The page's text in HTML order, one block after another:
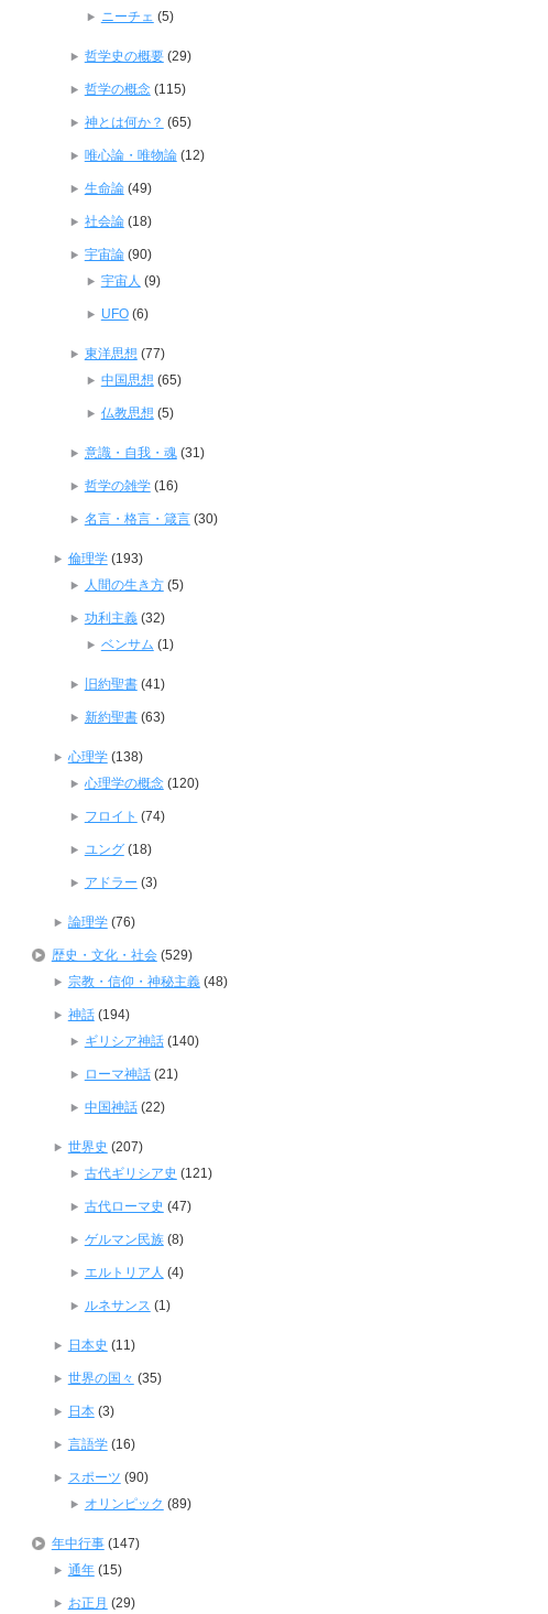
ニーチェ (5)
哲学史の概要(29)
哲学の概念(115)
神とは何か？ (65)
唯心論・唯物論(12)
生命論(49)
社会論(18)
宇宙論(90)
宇宙人 (9)
UFO(6)
東洋思想 (77)
中国思想 (65)
仏教思想 (5)
意識・自我・魂(31)
哲学の雑学(16)
名言・格言・箴言(30)
倫理学(193)
人間の生き方(5)
功利主義(32)
ベンサム (1)
旧約聖書(41)
新約聖書(63)
心理学(138)
心理学の概念(120)
フロイト (74)
ユング(18)
アドラー (3)
論理学(76)
歴史・文化・社会(529)
宗教・信仰・神秘主義(48)
神話(194)
ギリシア神話(140)
ローマ神話(21)
中国神話(22)
世界史 (207)
古代ギリシア史 (121)
古代ローマ史 (47)
ゲルマン民族(8)
エルトリア人 (4)
ルネサンス (1)
日本史 (11)
世界の国々 (35)
日本(3)
言語学(16)
スポーツ (90)
オリンピック (89)
年中行事(147)
通年(15)
お正月 (29)